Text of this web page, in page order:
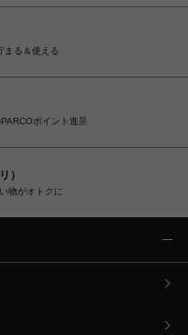
まる＆使える
ポイント進呈
）
物がオトクに